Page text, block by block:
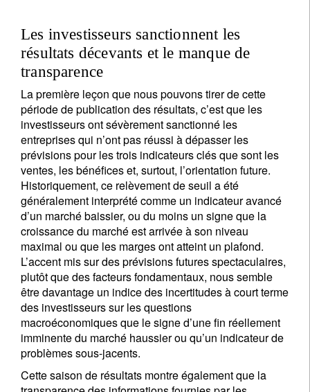
Les investisseurs sanctionnent les
résultats décevants et le manque de
transparence
La première leçon que nous pouvons tirer de cette
période de publication des résultats, c’est que les
investisseurs ont sévèrement sanctionné les
entreprises qui n’ont pas réussi à dépasser les
prévisions pour les trois indicateurs clés que sont les
ventes, les bénéfices et, surtout, l’orientation future.
Historiquement, ce relèvement de seuil a été
généralement interprété comme un indicateur avancé
d’un marché baissier, ou du moins un signe que la
croissance du marché est arrivée à son niveau
maximal ou que les marges ont atteint un plafond.
L’accent mis sur des prévisions futures spectaculaires,
plutôt que des facteurs fondamentaux, nous semble
être davantage un indice des incertitudes à court terme
des investisseurs sur les questions
macroéconomiques que le signe d’une fin réellement
imminente du marché haussier ou qu’un indicateur de
problèmes sous-jacents.
Cette saison de résultats montre également que la
S'inscrire à la newsletter
Email